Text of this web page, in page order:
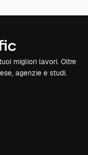
migliori lavori. Oltre
agenzie e studi.